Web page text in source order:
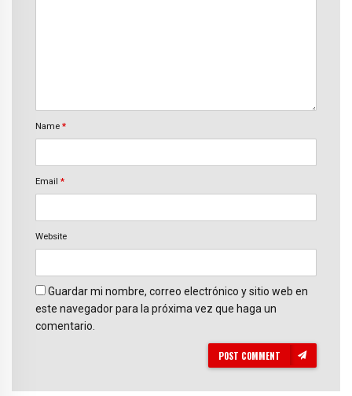
Name *
Email *
Website
Guardar mi nombre, correo electrónico y sitio web en
este navegador para la próxima vez que haga un
comentario.
POST COMMENT